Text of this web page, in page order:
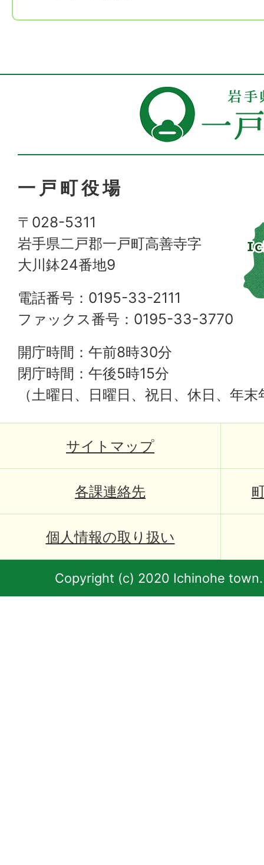
一戸町役場
〒028-5311
岩手県二戸郡一戸町高善寺字
大川鉢24番地9
電話番号：0195-33-2111
ファックス番号：0195-33-3770
開庁時間：午前8時30分
閉庁時間：午後5時15分
（土曜日、日曜日、祝日、休日、年
サイトマップ
各課連絡先
個人情報の取り扱い
Copyright (c) 2020 Ichinohe